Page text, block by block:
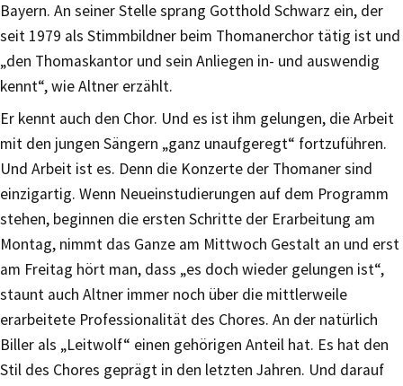
Bayern. An seiner Stelle sprang Gotthold Schwarz ein, der
seit 1979 als Stimmbildner beim Thomanerchor tätig ist und
„den Thomaskantor und sein Anliegen in- und auswendig
kennt“, wie Altner erzählt.
Er kennt auch den Chor. Und es ist ihm gelungen, die Arbeit
mit den jungen Sängern „ganz unaufgeregt“ fortzuführen.
Und Arbeit ist es. Denn die Konzerte der Thomaner sind
einzigartig. Wenn Neueinstudierungen auf dem Programm
stehen, beginnen die ersten Schritte der Erarbeitung am
Montag, nimmt das Ganze am Mittwoch Gestalt an und erst
am Freitag hört man, dass „es doch wieder gelungen ist“,
staunt auch Altner immer noch über die mittlerweile
erarbeitete Professionalität des Chores. An der natürlich
Biller als „Leitwolf“ einen gehörigen Anteil hat. Es hat den
Stil des Chores geprägt in den letzten Jahren. Und darauf